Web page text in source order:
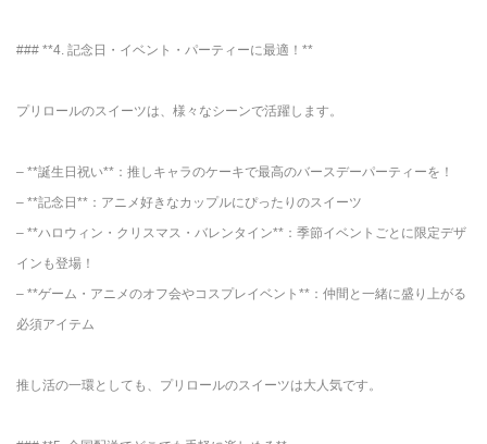
### **4. 記念日・イベント・パーティーに最適！**
プリロールのスイーツは、様々なシーンで活躍します。
– **誕生日祝い**：推しキャラのケーキで最高のバースデーパーティーを！
– **記念日**：アニメ好きなカップルにぴったりのスイーツ
– **ハロウィン・クリスマス・バレンタイン**：季節イベントごとに限定デザ
インも登場！
– **ゲーム・アニメのオフ会やコスプレイベント**：仲間と一緒に盛り上がる
必須アイテム
推し活の一環としても、プリロールのスイーツは大人気です。